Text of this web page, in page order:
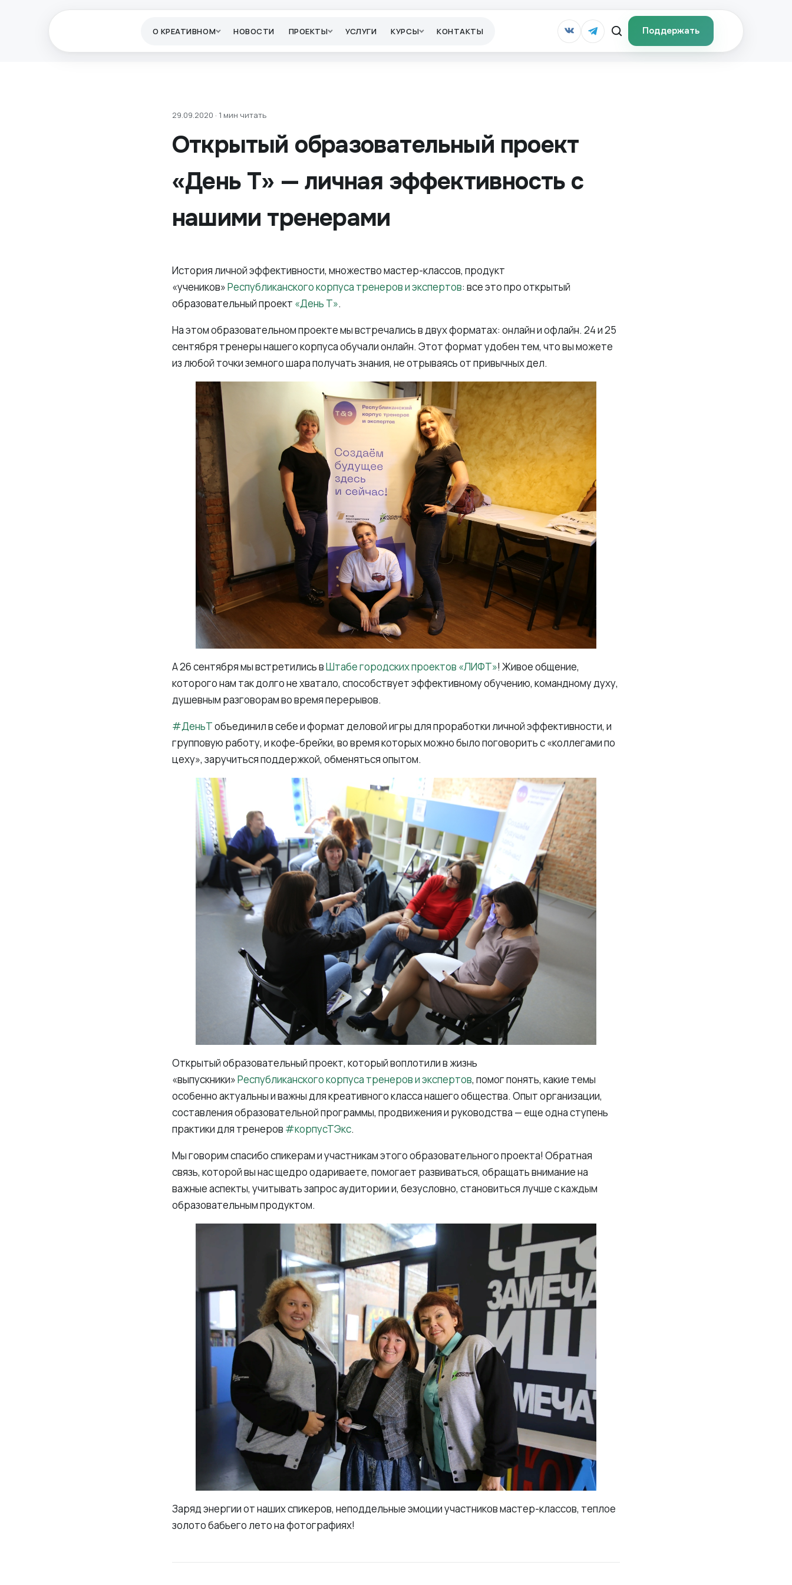
О КРЕАТИВНОМ НОВОСТИ ПРОЕКТЫ УСЛУГИ КУРСЫ КОНТАКТЫ Поддержать
29.09.2020 · 1 мин читать
Открытый образовательный проект
«День Т» — личная эффективность с
нашими тренерами
История личной эффективности, множество мастер-классов, продукт
«учеников»Республиканского корпуса тренеров и экспертов: все это про открытый
образовательный проект «День Т».
На этом образовательном проекте мы встречались в двух форматах: онлайн и офлайн. 24 и 25
сентября тренеры нашего корпуса обучали онлайн. Этот формат удобен тем, что вы можете
из любой точки земного шара получать знания, не отрываясь от привычных дел.
А 26 сентября мы встретились вШтабе городских проектов «ЛИФТ»! Живое общение,
которого нам так долго не хватало, способствует эффективному обучению, командному духу,
душевным разговорам во время перерывов.
#ДеньТобъединил в себе и формат деловой игры для проработки личной эффективности, и
групповую работу, и кофе-брейки, во время которых можно было поговорить с «коллегами по
цеху», заручиться поддержкой, обменяться опытом.
Открытый образовательный проект, который воплотили в жизнь
«выпускники»Республиканского корпуса тренеров и экспертов, помог понять, какие темы
особенно актуальны и важны для креативного класса нашего общества. Опыт организации,
составления образовательной программы, продвижения и руководства — еще одна ступень
практики для тренеров #корпусТЭкс.
Мы говорим спасибо спикерам и участникам этого образовательного проекта! Обратная
связь, которой вы нас щедро одариваете, помогает развиваться, обращать внимание на
важные аспекты, учитывать запрос аудитории и, безусловно, становиться лучше с каждым
образовательным продуктом.
Заряд энергии от наших спикеров, неподдельные эмоции участников мастер-классов, теплое
золото бабьего лето на фотографиях!